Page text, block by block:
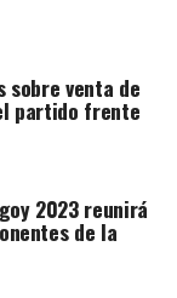
sobre venta de
partido frente
2023 reunirá
de la